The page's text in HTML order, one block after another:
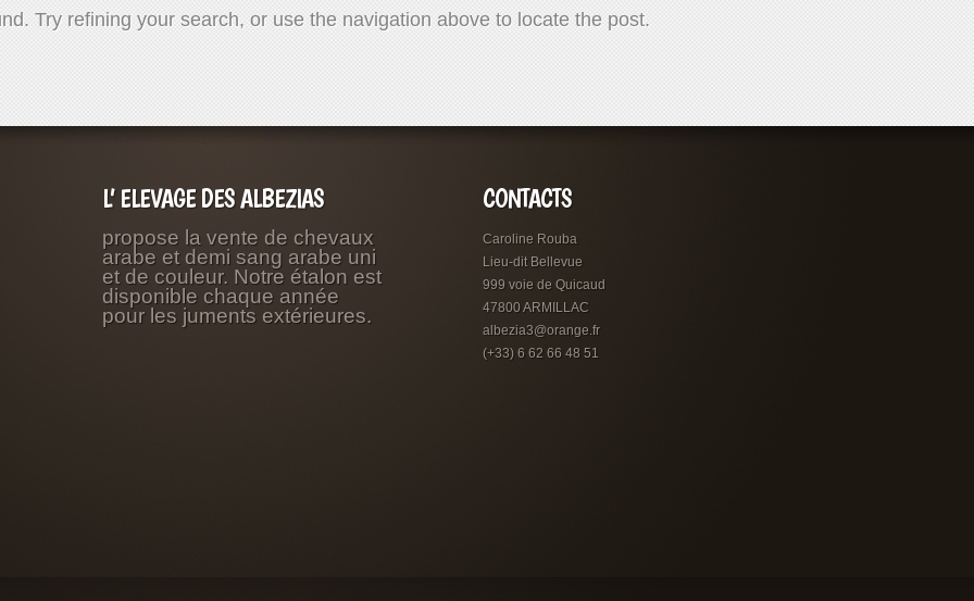
Try refining your search, or use the navigation above to locate the post.
L’ ELEVAGE DES ALBEZIAS
propose la vente de chevaux
arabe et demi sang arabe uni
et de couleur. Notre étalon est
disponible chaque année
pour les juments extérieures.
CONTACTS
Caroline Rouba
Lieu-dit Bellevue
999 voie de Quicaud
47800 ARMILLAC
albezia3@orange.fr
(+33) 6 62 66 48 51